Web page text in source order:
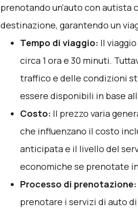
prenotando un'auto con autista
destinazione, garantendo un
Tempo di viaggio: Il
circa 1 ora e 30 minuti.
traffico e delle condizioni
essere disponibili in base
Costo: Il prezzo varia
che influenzano il costo
anticipata e il livello del
economiche se prenotate
Processo di prenotazione:
prenotare i servizi di auto